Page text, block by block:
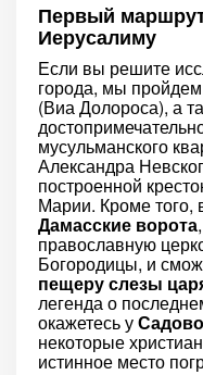
Первый
Иерусалиму
Если вы решите
города, мы
(Виа Долороса), а
мусульманского
Александра
построенной
Марии. Кроме того,
Дамасские ворота
православную
Богородицы, и
пещеру слезы
легенда о
окажетесь у
некоторые
истинное место